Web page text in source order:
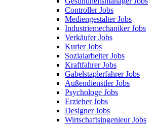
Controller Jobs
Mediengestalter Jobs
Industriemechaniker Jobs
Verkäufer Jobs
Kurier Jobs
Sozialarbeiter Jobs
Kraftfahrer Jobs
Gabelstaplerfahrer Jobs
Außendienstler Jobs
Psychologe Jobs
Erzieher Jobs
Designer Jobs
Wirtschaftsingenieur Jobs